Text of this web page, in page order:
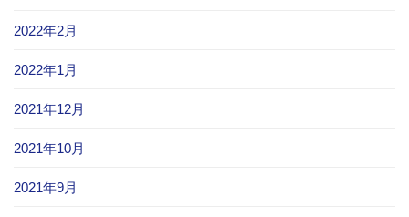
2022年2月
2022年1月
2021年12月
2021年10月
2021年9月